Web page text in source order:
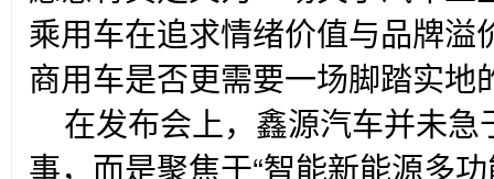
乘用车在追求情绪价值与品牌溢
商用车是否更需要一场脚踏实地
在发布会上，鑫源汽车并未
事，而是聚焦于“智能新能源多